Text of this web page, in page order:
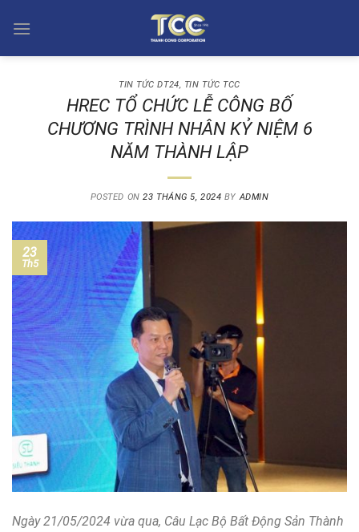
TIN TỨC DT24, TIN TỨC TCC
HREC TỔ CHỨC LỄ CÔNG BỐ
CHƯƠNG TRÌNH NHÂN KỶ NIỆM 6
NĂM THÀNH LẬP
POSTED ON23 THÁNG 5, 2024 BY ADMIN
23
Th5
Ngày 21/05/2024 vừa qua, Câu Lạc Bộ Bất Động Sản Thành